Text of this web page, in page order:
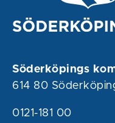
Söderköpings
614 80
0121-181 00